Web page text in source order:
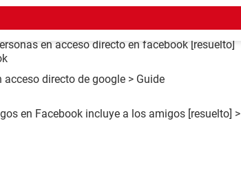
MISMO TEMA
en acceso directo en facebook [resuelto]
acceso directo de google > Guide
en Facebook incluye a los amigos [resuelto] >